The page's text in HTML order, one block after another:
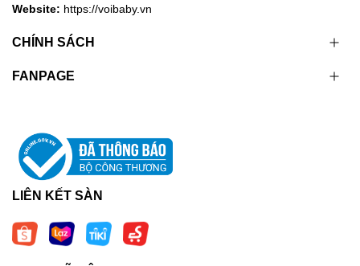
Website: https://voibaby.vn
CHÍNH SÁCH
FANPAGE
LIÊN KẾT SÀN